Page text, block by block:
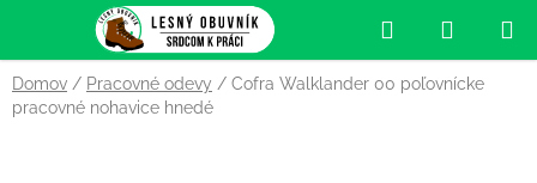
obsah
Hľadať
KOŠÍK
Domov / Pracovné odevy / Cofra Walklander 00 poľovnícke
pracovné nohavice hnedé